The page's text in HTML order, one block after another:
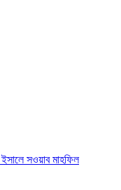
সওয়াব মাহফিল